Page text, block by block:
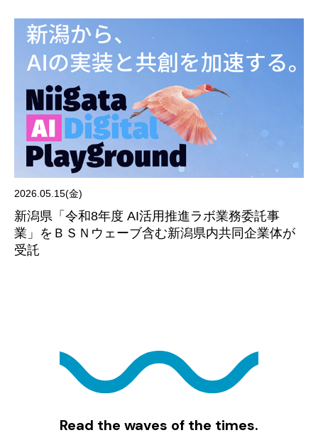
2026.05.15(金)
新潟県「令和8年度 AI活用推進ラボ業務委託事
業」をＢＳＮウェーブ含む新潟県内共同企業体が
受託
Read the waves of the times.